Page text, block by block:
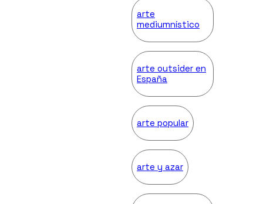
arte
mediumnístico
arte outsider en
España
arte popular
arte y azar